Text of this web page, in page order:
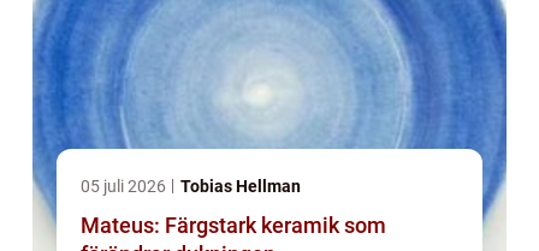
05 juli 2026 Tobias Hellman
Mateus: Färgstark keramik som